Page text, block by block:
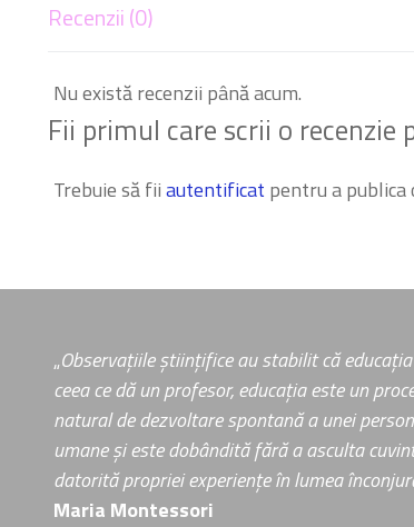
Recenzii (0)
Nu există recenzii până acum.
Fii primul care scrii o
Trebuie să fiiautentificat pentru a publica
„Observațiile științifice au stabilit că
ceea ce dă un profesor, educația este un
natural de dezvoltare spontană a unei
umane și este dobândită fără a asculta
datorită propriei experiențe în lumea
Maria Montessori